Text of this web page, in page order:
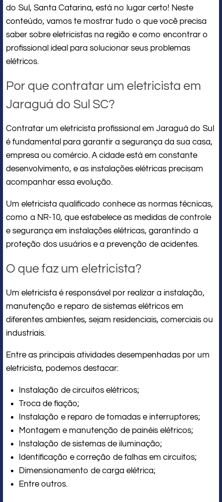
do Sul, Santa Catarina, está no lugar certo! Neste
conteúdo, vamos te mostrar tudo o que você precisa
saber sobre eletricistas na região e como encontrar o
profissional ideal para solucionar seus problemas
elétricos.
Por que contratar um eletricista em
Jaraguá do Sul SC?
Contratar um eletricista profissional em Jaraguá do Sul
é fundamental para garantir a segurança da sua casa,
empresa ou comércio. A cidade está em constante
desenvolvimento, e as instalações elétricas precisam
acompanhar essa evolução.
Um eletricista qualificado conhece as normas técnicas,
como a NR-10, que estabelece as medidas de controle
e segurança em instalações elétricas, garantindo a
proteção dos usuários e a prevenção de acidentes.
O que faz um eletricista?
Um eletricista é responsável por realizar a instalação,
manutenção e reparo de sistemas elétricos em
diferentes ambientes, sejam residenciais, comerciais ou
industriais.
Entre as principais atividades desempenhadas por um
eletricista, podemos destacar:
Instalação de circuitos elétricos;
Troca de fiação;
Instalação e reparo de tomadas e interruptores;
Montagem e manutenção de painéis elétricos;
Instalação de sistemas de iluminação;
Identificação e correção de falhas em circuitos;
Dimensionamento de carga elétrica;
Entre outros.